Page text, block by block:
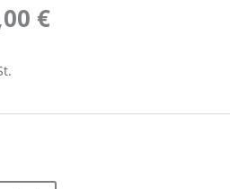
€
€Aktueller